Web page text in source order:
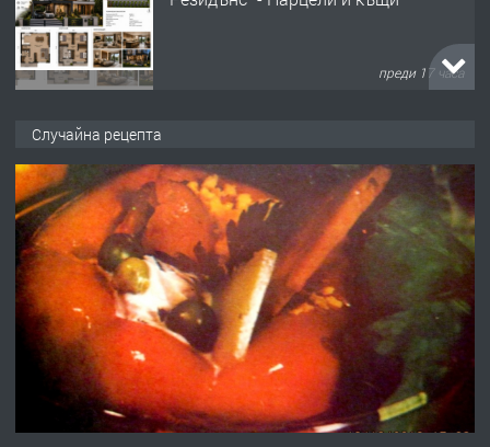
ПРЕДЛАГА
хълм в Хасково без посредници 0889
ПРЕДЛАГА
Давам обзаведено жилище за жена
без брокери 0889 537 426
преди 17 часа
ПРЕДЛАГА Под НАЕМ двустаен Орфей
преди 3 дни
Случайна рецепта